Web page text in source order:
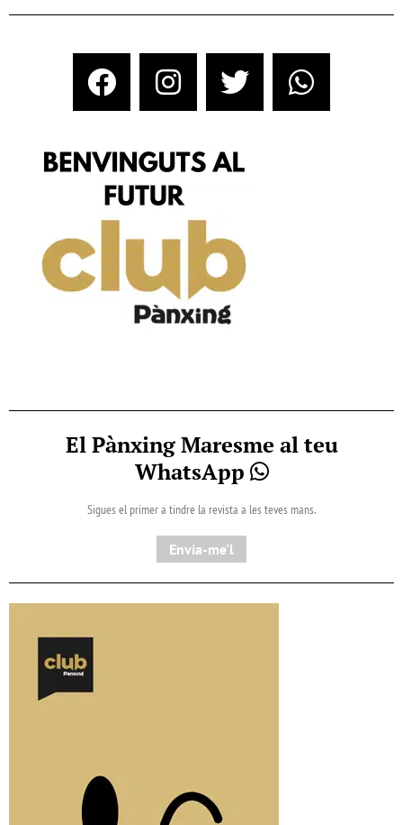
El Pànxing Maresme al teu
WhatsApp
Sigues el primer a tindre la revista a les teves mans.
Envia-me'l